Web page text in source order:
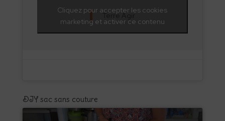
Terre Agir
Cliquez pour accepter les cookies
marketing et activer ce contenu
DIY sac sans couture